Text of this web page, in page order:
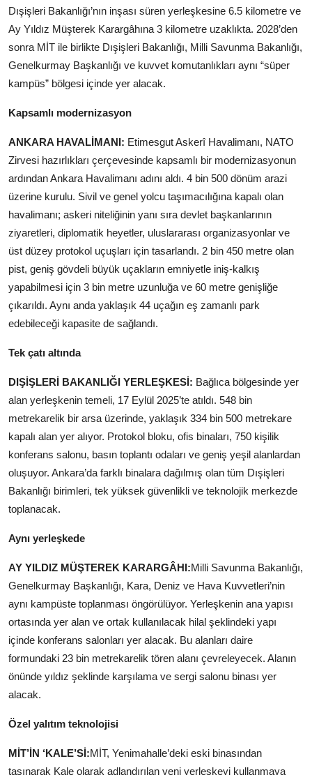
Dışişleri Bakanlığı’nın inşası süren yerleşkesine 6.5 kilometre ve
Ay Yıldız Müşterek Karargâhına 3 kilometre uzaklıkta. 2028’den
sonra MİT ile birlikte Dışişleri Bakanlığı, Milli Savunma Bakanlığı,
Genelkurmay Başkanlığı ve kuvvet komutanlıkları aynı “süper
kampüs” bölgesi içinde yer alacak.
Kapsamlı modernizasyon
ANKARA HAVALİMANI: Etimesgut Askerî Havalimanı, NATO
Zirvesi hazırlıkları çerçevesinde kapsamlı bir modernizasyonun
ardından Ankara Havalimanı adını aldı. 4 bin 500 dönüm arazi
üzerine kurulu. Sivil ve genel yolcu taşımacılığına kapalı olan
havalimanı; askeri niteliğinin yanı sıra devlet başkanlarının
ziyaretleri, diplomatik heyetler, uluslararası organizasyonlar ve
üst düzey protokol uçuşları için tasarlandı. 2 bin 450 metre olan
pist, geniş gövdeli büyük uçakların emniyetle iniş-kalkış
yapabilmesi için 3 bin metre uzunluğa ve 60 metre genişliğe
çıkarıldı. Aynı anda yaklaşık 44 uçağın eş zamanlı park
edebileceği kapasite de sağlandı.
Tek çatı altında
DIŞİŞLERİ BAKANLIĞI YERLEŞKESİ: Bağlıca bölgesinde yer
alan yerleşkenin temeli, 17 Eylül 2025’te atıldı. 548 bin
metrekarelik bir arsa üzerinde, yaklaşık 334 bin 500 metrekare
kapalı alan yer alıyor. Protokol bloku, ofis binaları, 750 kişilik
konferans salonu, basın toplantı odaları ve geniş yeşil alanlardan
oluşuyor. Ankara’da farklı binalara dağılmış olan tüm Dışişleri
Bakanlığı birimleri, tek yüksek güvenlikli ve teknolojik merkezde
toplanacak.
Aynı yerleşkede
AY YILDIZ MÜŞTEREK KARARGÂHI:Milli Savunma Bakanlığı,
Genelkurmay Başkanlığı, Kara, Deniz ve Hava Kuvvetleri’nin
aynı kampüste toplanması öngörülüyor. Yerleşkenin ana yapısı
ortasında yer alan ve ortak kullanılacak hilal şeklindeki yapı
içinde konferans salonları yer alacak. Bu alanları daire
formundaki 23 bin metrekarelik tören alanı çevreleyecek. Alanın
önünde yıldız şeklinde karşılama ve sergi salonu binası yer
alacak.
Özel yalıtım teknolojisi
MİT’İN ‘KALE’Sİ:MİT, Yenimahalle’deki eski binasından
taşınarak Kale olarak adlandırılan yeni yerleşkeyi kullanmaya